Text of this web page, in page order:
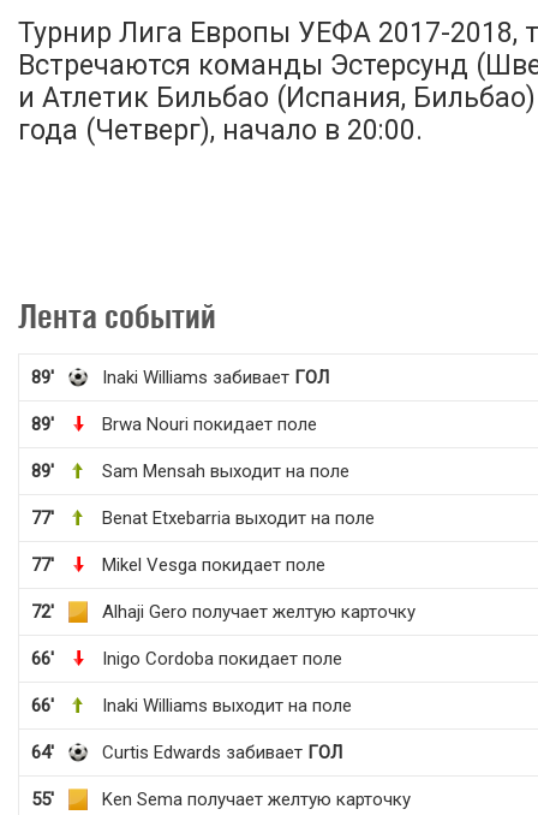
Турнир Лига Европы УЕФА 2017-2018,
Встречаются команды Эстерсунд
и Атлетик Бильбао (Испания,
года (Четверг), начало в 20:00.
Лента событий
89' Inaki Williams забивает ГОЛ
89' Brwa Nouri покидает поле
89' Sam Mensah выходит на поле
77' Benat Etxebarria выходит на поле
77' Mikel Vesga покидает поле
72' Alhaji Gero получает желтую карточку
66' Inigo Cordoba покидает поле
66' Inaki Williams выходит на поле
64' Curtis Edwards забивает ГОЛ
55' Ken Sema получает желтую карточку